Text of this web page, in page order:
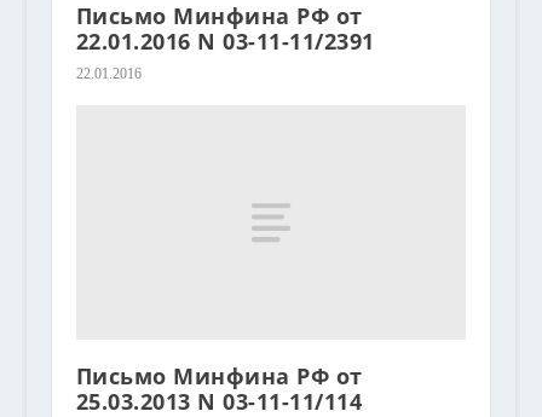
Письмо Минфина РФ от
22.01.2016 N 03-11-11/2391
22.01.2016
Письмо Минфина РФ от
25.03.2013 N 03-11-11/114